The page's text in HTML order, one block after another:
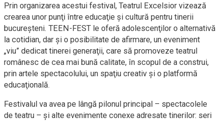
Prin organizarea acestui festival, Teatrul Excelsior vizează
crearea unor punţi între educaţie şi cultură pentru tinerii
bucureşteni. TEEN-FEST le oferă adolescenţilor o alternativă
la cotidian, dar şi o posibilitate de afirmare, un eveniment
„viu” dedicat tinerei generaţii, care să promoveze teatrul
românesc de cea mai bună calitate, în scopul de a construi,
prin artele spectacolului, un spaţiu creativ şi o platformă
educaţională.
Festivalul va avea pe lângă pilonul principal – spectacolele
de teatru – şi alte evenimente conexe adresate tinerilor: seri